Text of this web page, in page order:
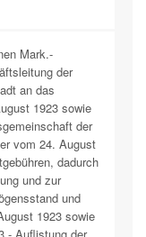
Mark.-
der
an das
1923 sowie
der
vom 24. August
dadurch
und zur
und
1923 sowie